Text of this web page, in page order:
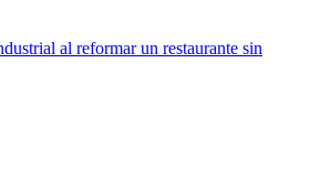
al reformar un restaurante sin